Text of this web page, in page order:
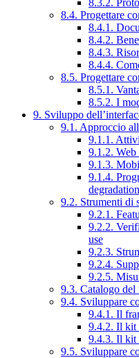
8.4. Progettare
8.4.1.
8.4.2.
8.4.3.
8.4.4.
8.5. Progettare
8.5.1.
8.5.2. I
9. Sviluppo
9.1. Approccio
9.1.1.
9.1.2. Web
9.1.3.
9.1.4.
degradation
9.2. Strumenti di
9.2.1.
9.2.2.
use
9.2.3.
9.2.4.
9.2.5.
9.3. Catalogo del
9.4. Sviluppare
9.4.1. Il
9.4.2. Il kit
9.4.3. Il kit
9.5. Sviluppare